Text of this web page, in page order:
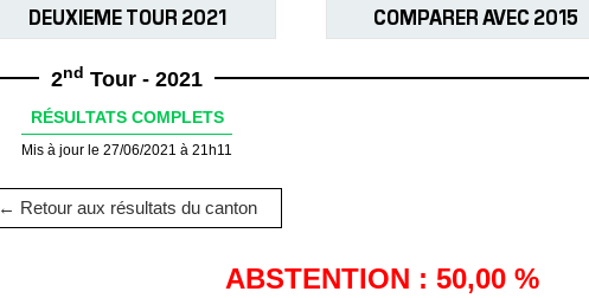
DEUXIEME TOUR 2021 COMPARER AVEC 2015
2nd Tour - 2021
RÉSULTATS COMPLETS
Mis à jour le 27/06/2021 à 21h11
← Retour aux résultats du canton
ABSTENTION : 50,00 %